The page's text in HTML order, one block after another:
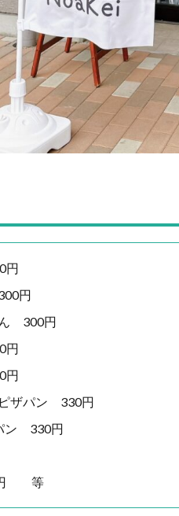
円
円
300円
円
円
ザパン 330円
ン 330円
円 等